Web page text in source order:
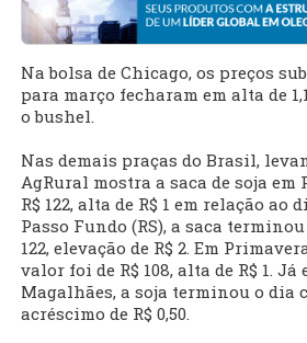
Na bolsa de Chicago, os preços
para março fecharam em alta de
o bushel.
Nas demais praças do Brasil,
AgRural mostra a saca de soja em
R$ 122, alta de R$ 1 em relação ao
Passo Fundo (RS), a saca
122, elevação de R$ 2. Em
valor foi de R$ 108, alta de R$ 1. Já
Magalhães, a soja terminou o dia
acréscimo de R$ 0,50.